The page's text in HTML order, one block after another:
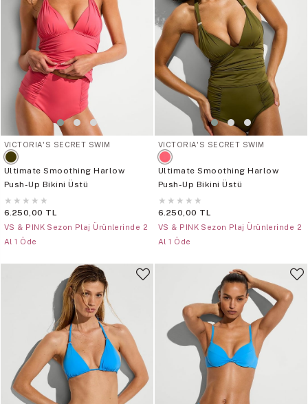
VICTORIA'S SECRET SWIM
Ultimate Smoothing Harlow
Push-Up Bikini Üstü
★ ★ ★ ★ ★
6.250,00 TL
VS & PINK Sezon Plaj Ürünlerinde 2
Al 1 Öde
VICTORIA'S SECRET SWIM
Ultimate Smoothing Harlow
Push-Up Bikini Üstü
★ ★ ★ ★ ★
6.250,00 TL
VS & PINK Sezon Plaj Ürünlerinde 2
Al 1 Öde